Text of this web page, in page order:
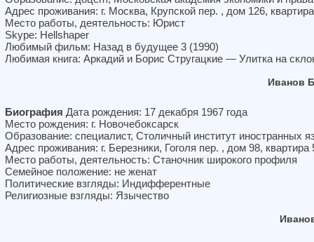
Адрес проживания: г. Москва, Крупской пер. , дом 126,
Место работы, деятельность: Юрист
Skype: Hellshaper
Любимый фильм: Назад в будущее 3 (1990)
Любимая книга: Аркадий и Борис Стругацкие — Улитка на
Иванов
Биография Дата рождения: 17 декабря 1967 года
Место рождения: г. Новочебоксарск
Образование: специалист, Столичный институт иностранных
Адрес проживания: г. Березники, Гоголя пер. , дом 98, квартира
Место работы, деятельность: Станочник широкого профиля
Семейное положение: не женат
Политические взгляды: Индифферентные
Религиозные взгляды: Язычество